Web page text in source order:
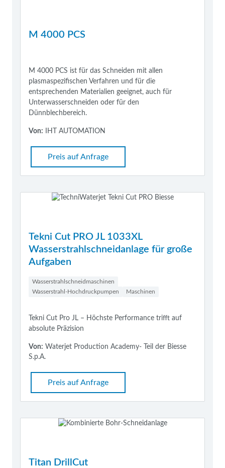
M 4000 PCS
M 4000 PCS ist für das Schneiden mit allen
plasmaspezifischen Verfahren und für die
entsprechenden Materialien geeignet, auch für
Unterwasserschneiden oder für den
Dünnblechbereich.
Von: IHT AUTOMATION
Preis auf Anfrage
Tekni Cut PRO JL 1033XL
Wasserstrahlschneidanlage für große
Aufgaben
Wasserstrahlschneidmaschinen
Wasserstrahl-Hochdruckpumpen
Maschinen
Tekni Cut Pro JL – Höchste Performance trifft auf
absolute Präzision
Von: Waterjet Production Academy- Teil der Biesse
S.p.A.
Preis auf Anfrage
Titan DrillCut